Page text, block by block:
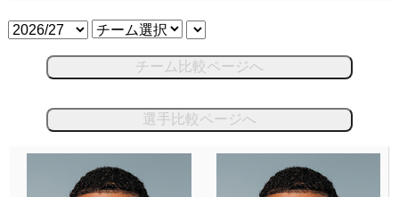
チーム比較ページへ
選手比較ページへ